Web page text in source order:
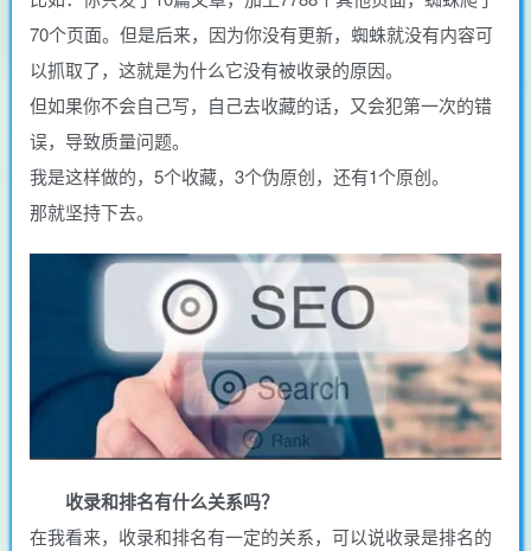
70个页面。但是后来，因为你没有更新，蜘蛛就没有内容可
以抓取了，这就是为什么它没有被收录的原因。
但如果你不会自己写，自己去收藏的话，又会犯第一次的错
误，导致质量问题。
我是这样做的，5个收藏，3个伪原创，还有1个原创。
那就坚持下去。
收录和排名有什么关系吗？
在我看来，收录和排名有一定的关系，可以说收录是排名的